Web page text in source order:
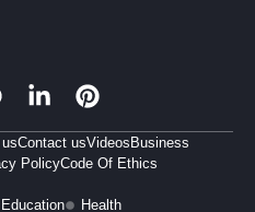
Contact usVideos Business
PolicyCode Of Ethics
Education Health